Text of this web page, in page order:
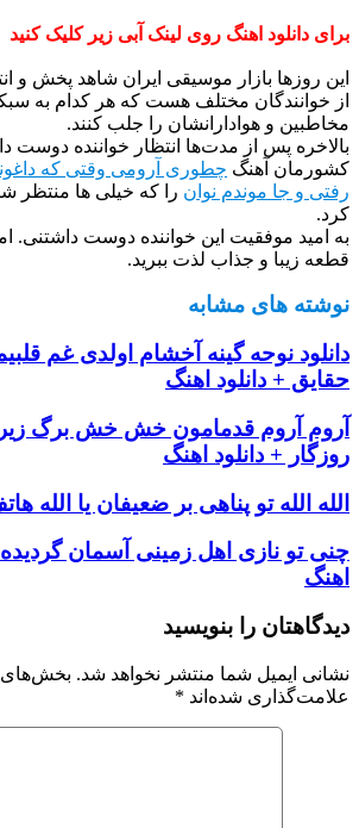
اهنگ روی لینک آبی زیر کلیک کنید
بازار موسیقی ایران شاهد پخش و انتشار
مختلف هست که هر کدام به سبکی
و هوادارانشان را جلب کنند.
پس از مدت‌ها انتظار خواننده دوست
آهنگ چطوری آرومی وقتی که داغونم یه
جا موندم نوانرا که خیلی ها منتظر شنیدن
موفقیت این خواننده دوست داشتنی.
و جذاب لذت ببرید.
های مشابه
نوحه گینه آخشام اولدی غم قلبیمه
+ دانلود اهنگ
آروم قدمامون خش خش برگ زیر
+ دانلود اهنگ
الله تو پناهی بر ضعیفان یا الله هاتف +
نازی اهل زمینی آسمان گردیده بازی
را بنویسید
ایمیل شما منتشر نخواهد شد. بخش‌های
شده‌اند*